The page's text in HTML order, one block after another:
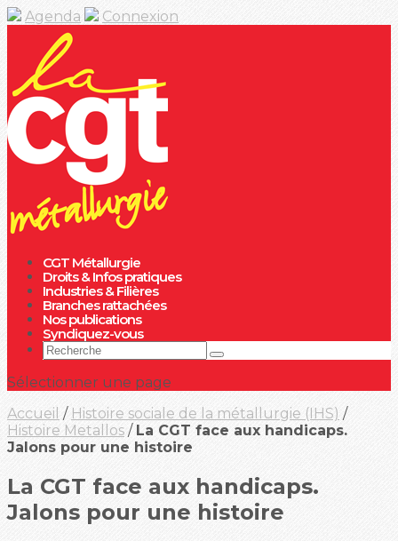
Agenda Connexion
CGT Métallurgie
Droits & Infos pratiques
Industries & Filières
Branches rattachées
Nos publications
Syndiquez-vous
Sélectionner une page
Accueil / Histoire sociale de la métallurgie (IHS) /
Histoire Metallos / La CGT face aux handicaps.
Jalons pour une histoire
La CGT face aux handicaps.
Jalons pour une histoire